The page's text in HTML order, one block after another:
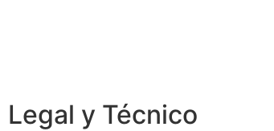
Legal y Técnico